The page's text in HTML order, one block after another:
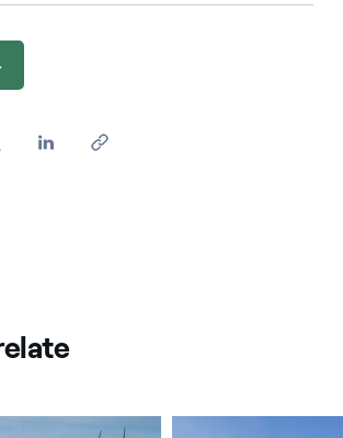
Aldeavieja